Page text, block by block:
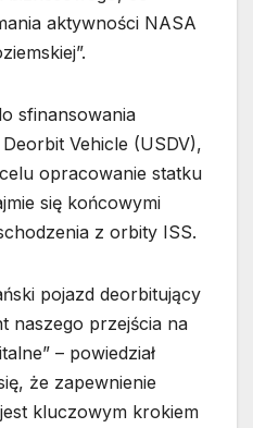
aktywności NASA
sfinansowania
Vehicle (USDV),
opracowanie statku
się końcowymi
z orbity ISS.
pojazd deorbitujący
naszego przejścia na
– powiedział
że zapewnienie
kluczowym krokiem